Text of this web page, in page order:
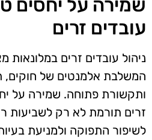
שמירה על יחסים
עובדים זרים
ניהול עובדים זרים במלונאות
המשלבת אלמנטים של חוקים,
ותקשורת פתוחה. שמירה על
זרים תורמת לא רק לשביעות
לשיפור התפוקה ולמניעת